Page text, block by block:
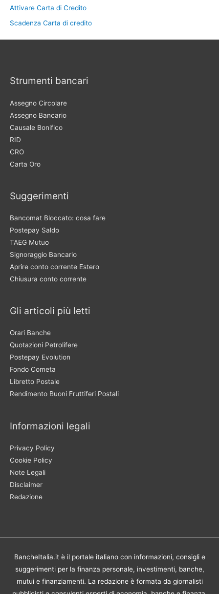
Attivare Carta di Credito
Scadenza Carta di credito
Strumenti bancari
Assegno Circolare
Assegno Bancario
Causale Bonifico
RID
CRO
Carta Oro
Suggerimenti
Bancomat Bloccato: cosa fare
Postepay Saldo
TAEG Mutuo
Signoraggio Bancario
Aprire conto corrente Estero
Chiusura conto corrente
Gli articoli più letti
Orari Banche
Quotazioni Petrolifere
Postepay Evolution
Fondo Cometa
Libretto Postale
Rendimento Buoni Fruttiferi Postali
Informazioni legali
Privacy Policy
Cookie Policy
Note Legali
Disclaimer
Redazione
BancheItalia.it è il portale italiano con informazioni, consigli e
suggerimenti per la finanza personale, investimenti, banche,
mutui e finanziamenti. La redazione è formata da giornalisti